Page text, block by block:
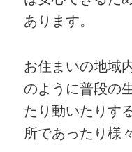
あります。
お住まいの地域
のように普段の
たり動いたりす
所であったり様